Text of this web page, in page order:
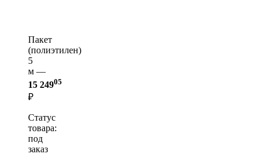
Пакет
(полиэтилен)
5
м —
15 24905
₽
Статус
товара:
под
заказ